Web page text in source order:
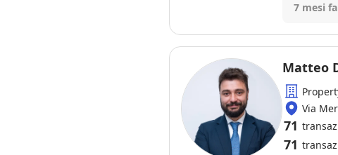
7 mesi fa
Matteo
Via
71
71